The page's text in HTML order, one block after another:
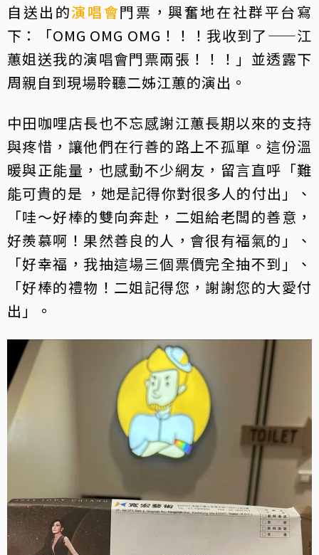
自送出的演唱會門票，興奮地在社群平台寫
下：「OMG OMG OMG！！！我收到了——江
蕙姐送我的演唱會門票兩張！！！」並透露下
周親自到現場聆聽二姊江蕙的演出。
中田咖哩店長也不忘感謝江蕙長期以來的支持
與疼惜，讓他們在行善的路上不孤單。這份溫
暖與正能量，也感動不少網友，留言直呼「難
能可貴的是 ，她是記得你對很多人的付出」、
「哇～好棒的雙向奔赴，二姐給老闆的善意，
好羨慕啊！果然善良的人，會很有福氣的」、
「好幸福，我抽這場三個票價完全抽不到」、
「好棒的禮物！二姐記得您，謝謝您的大愛付
出」。